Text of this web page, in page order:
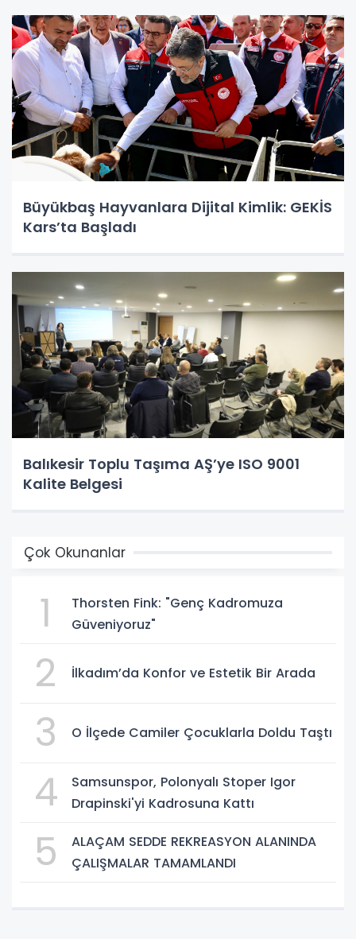
Büyükbaş Hayvanlara Dijital Kimlik: GEKİS
Kars’ta Başladı
Balıkesir Toplu Taşıma AŞ’ye ISO 9001
Kalite Belgesi
Çok Okunanlar
1
Thorsten Fink: "Genç Kadromuza
Güveniyoruz"
2 İlkadım’da Konfor ve Estetik Bir Arada
3 O İlçede Camiler Çocuklarla Doldu Taştı
4
Samsunspor, Polonyalı Stoper Igor
Drapinski'yi Kadrosuna Kattı
5
ALAÇAM SEDDE REKREASYON ALANINDA
ÇALIŞMALAR TAMAMLANDI